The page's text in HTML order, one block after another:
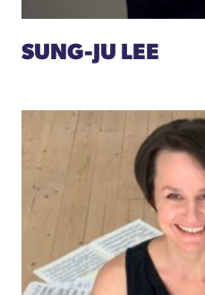
SUNG-JU LEE